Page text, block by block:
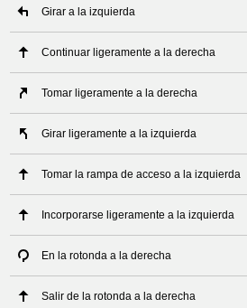
Girar a la izquierda
Continuar ligeramente a la derecha
Tomar ligeramente a la derecha
Girar ligeramente a la izquierda
Tomar la rampa de acceso a la izquierda
Incorporarse ligeramente a la izquierda
En la rotonda a la derecha
Salir de la rotonda a la derecha